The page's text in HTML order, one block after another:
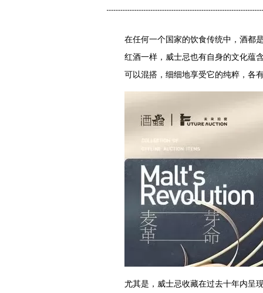
在任何一个国家的饮食传统中，酒都
红酒一样，威士忌也有自身的文化蕴
可以混搭，细细地享受它的纯粹，各有
尤其是，威士忌收藏在过去十年内呈